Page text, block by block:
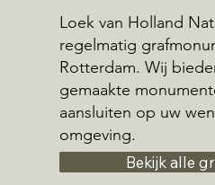
Loek van Holland
regelmatig
Rotterdam. Wij
gemaakte
aansluiten op uw
omgeving.
Bekijk alle